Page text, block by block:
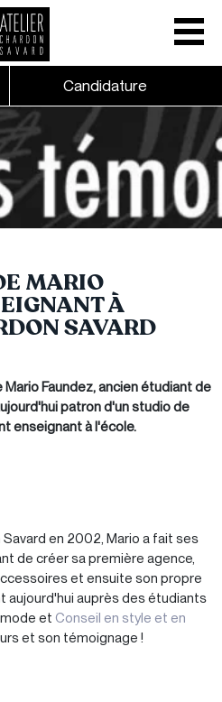
Candidature
MARIO
À
SAVARD
Faundez, ancien étudiant de
patron d'un studio de
enseignant à l'école.
en 2002, Mario a fait ses
de créer sa première agence,
et ensuite son propre
aujourd'hui auprès des étudiants
et Conseil en style et en
et son témoignage !